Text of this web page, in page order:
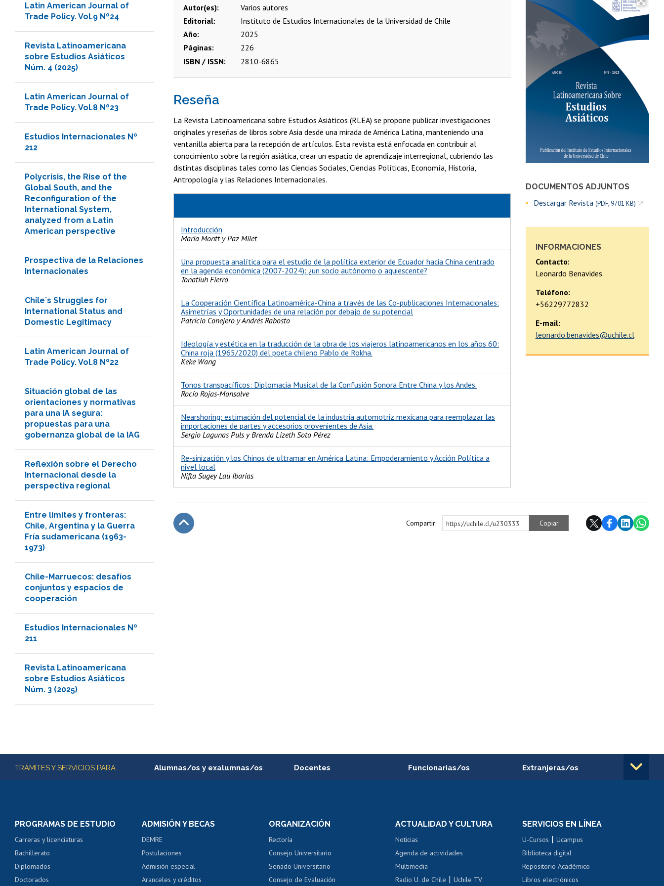
Latin American Journal of
Trade Policy. Vol.9 Nº24
Revista Latinoamericana
sobre Estudios Asiáticos
Núm. 4 (2025)
Latin American Journal of
Trade Policy. Vol.8 Nº23
Estudios Internacionales Nº
212
Polycrisis, the Rise of the
Global South, and the
Reconfiguration of the
International System,
analyzed from a Latin
American perspective
Prospectiva de la Relaciones
Internacionales
Chile`s Struggles for
International Status and
Domestic Legitimacy
Latin American Journal of
Trade Policy. Vol.8 Nº22
Situación global de las
orientaciones y normativas
para una IA segura:
propuestas para una
gobernanza global de la IAG
Reflexión sobre el Derecho
Internacional desde la
perspectiva regional
Entre límites y fronteras:
Chile, Argentina y la Guerra
Fría sudamericana (1963-
1973)
Chile-Marruecos: desafíos
conjuntos y espacios de
cooperación
Estudios Internacionales Nº
211
Revista Latinoamericana
sobre Estudios Asiáticos
Núm. 3 (2025)
DOCUMENTOS ADJUNTOS
Descargar Revista (PDF, 9701 KB)
INFORMACIONES
Contacto:
Leonardo Benavides
Teléfono:
+56229772832
E-mail:
leonardo.benavides@uchile.cl
Autor(es)
Varios autores
Editorial
Instituto de Estudios Internacionales de la Universidad de Chile
Año
2025
Páginas
226
ISBN / ISSN
2810-6865
Reseña
La Revista Latinoamericana sobre Estudios Asiáticos (RLEA) se propone publicar investigaciones
originales y reseñas de libros sobre Asia desde una mirada de América Latina, manteniendo una
ventanilla abierta para la recepción de artículos. Esta revista está enfocada en contribuir al
conocimiento sobre la región asiática, crear un espacio de aprendizaje interregional, cubriendo las
distintas disciplinas tales como las Ciencias Sociales, Ciencias Políticas, Economía, Historia,
Antropología y las Relaciones Internacionales.
Introducción
María Montt y Paz Milet
Una propuesta analítica para el estudio de la política exterior de Ecuador hacia China centrado
en la agenda económica (2007-2024): ¿un socio autónomo o aquiescente?
Tonatiuh Fierro
La Cooperación Científica Latinoamérica-China a través de las Co-publicaciones Internacionales:
Asimetrías y Oportunidades de una relación por debajo de su potencial
Patricio Conejero y Andrés Rabosto
Ideología y estética en la traducción de la obra de los viajeros latinoamericanos en los años 60:
China roja (1965/2020) del poeta chileno Pablo de Rokha.
Keke Wang
Tonos transpacíficos: Diplomacia Musical de la Confusión Sonora Entre China y los Andes.
Rocío Rojas-Monsalve
Nearshoring: estimación del potencial de la industria automotriz mexicana para reemplazar las
importaciones de partes y accesorios provenientes de Asia.
Sergio Lagunas Puls y Brenda Lizeth Soto Pérez
Re-sinización y los Chinos de ultramar en América Latina: Empoderamiento y Acción Política a
nivel local
Nifta Sugey Lau Ibarias
Compartir: https://uchile.cl/u230333 Copiar
Más información
TRÁMITES Y SERVICIOS PARA Alumnas/os y exalumnas/os
Servicio médico y dental
Pago de arancel y crédito alumnos
Pago de arancel y crédito exalumnos
Docentes
Perfeccionamiento
Evaluación docente
Calificación académica
Postulación al AUCAI
Funcionarias/os
Portal de movilidad interna
Certificado de renta
Certificado de renta
Extranjeras/os
Cursos de español
PROGRAMAS DE ESTUDIO
Carreras y licenciaturas
Bachillerato
Diplomados
Doctorados
ADMISIÓN Y BECAS
DEMRE
Postulaciones
Admisión especial
Aranceles y créditos
ORGANIZACIÓN
Rectoría
Consejo Universitario
Senado Universitario
Consejo de Evaluación
ACTUALIDAD Y CULTURA
Noticias
Agenda de actividades
Multimedia
Radio U. de Chile |Uchile TV
SERVICIOS EN LÍNEA
U-Cursos |Ucampus
Biblioteca digital
Repositorio Académico
Libros electrónicos